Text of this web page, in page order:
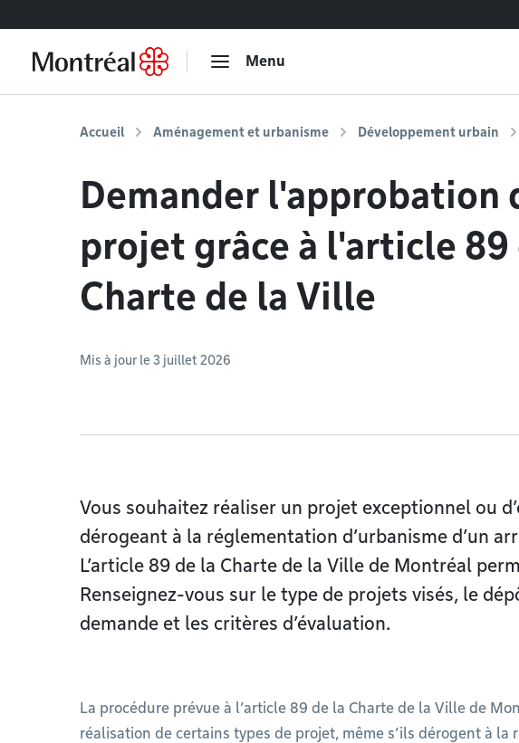
Menu
Accueil Aménagement et urbanisme Développement urbain
Demander l'approbation
projet grâce à l'article 89
Charte de la Ville
Mis à jour le 3 juillet 2026
Vous souhaitez réaliser un projet exceptionnel ou
dérogeant à la réglementation d’urbanisme d’un
L’article 89 de la Charte de la Ville de Montréal
Renseignez-vous sur le type de projets visés, le
demande et les critères d’évaluation.
La procédure prévue à l’article 89 de la Charte de la Ville de
réalisation de certains types de projet, même s’ils dérogent à la